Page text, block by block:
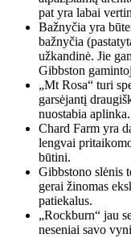
pat yra labai
Bažnyčia yra
bažnyčia
užkandinė. Jie
Gibbston
„Mt Rosa“ turi
garsėjantį
nuostabia
Chard Farm yra
lengvai
būtini.
Gibbstono slėnis
gerai žinomas
patiekalus.
„Rockburn“ jau
neseniai savo